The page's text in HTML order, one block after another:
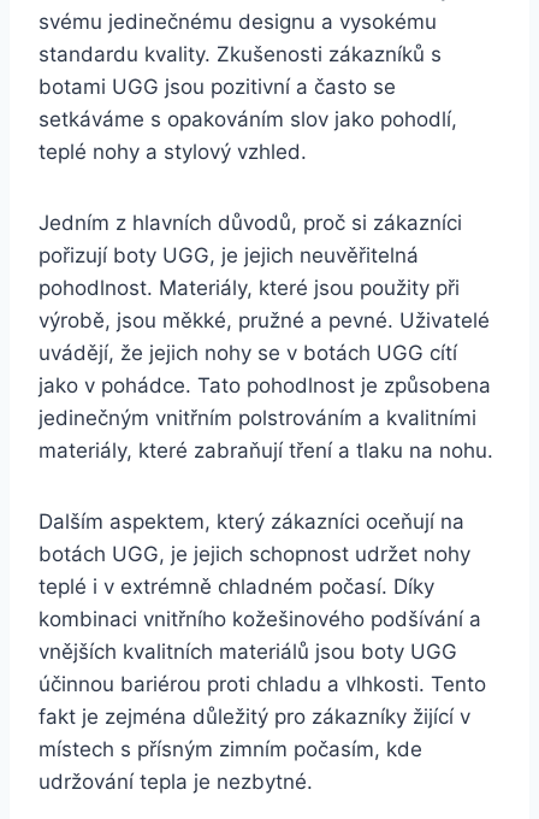
svému jedinečnému designu a vysokému
standardu ‌kvality. Zkušenosti‍ zákazníků ‍s
botami ⁤UGG jsou pozitivní ‍a často se
setkáváme s​ opakováním slov⁤ jako ​pohodlí,
teplé nohy a ⁤stylový vzhled.
Jedním ⁢z hlavních důvodů, proč si zákazníci
pořizují boty UGG, je jejich neuvěřitelná
pohodlnost. ⁣Materiály, které‌ jsou ⁤použity při
výrobě, jsou měkké,‍ pružné a pevné. Uživatelé
uvádějí, že jejich nohy ‍se v botách ‍UGG cítí
jako v‍ pohádce.⁣ Tato pohodlnost‍ je způsobena
jedinečným vnitřním polstrováním ​a kvalitními
materiály,⁢ které‍ zabraňují⁢ tření a tlaku na ​nohu.
Dalším aspektem, který zákazníci oceňují na
botách UGG, je jejich schopnost udržet nohy
⁢teplé i​ v extrémně chladném ⁣počasí. Díky⁢
kombinaci vnitřního⁢ kožešinového podšívání a ​
vnějších kvalitních⁢ materiálů jsou boty UGG
účinnou⁤ bariérou‍ proti chladu a vlhkosti. Tento
fakt je zejména ⁢důležitý ⁢pro zákazníky žijící v
místech ⁢s přísným zimním počasím, kde
udržování tepla je nezbytné.